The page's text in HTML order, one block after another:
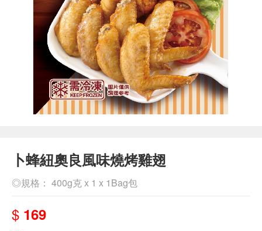
卜蜂紐奧良風味燒烤雞翅
◎規格： 400g克 x 1 x 1Bag包
$ 169